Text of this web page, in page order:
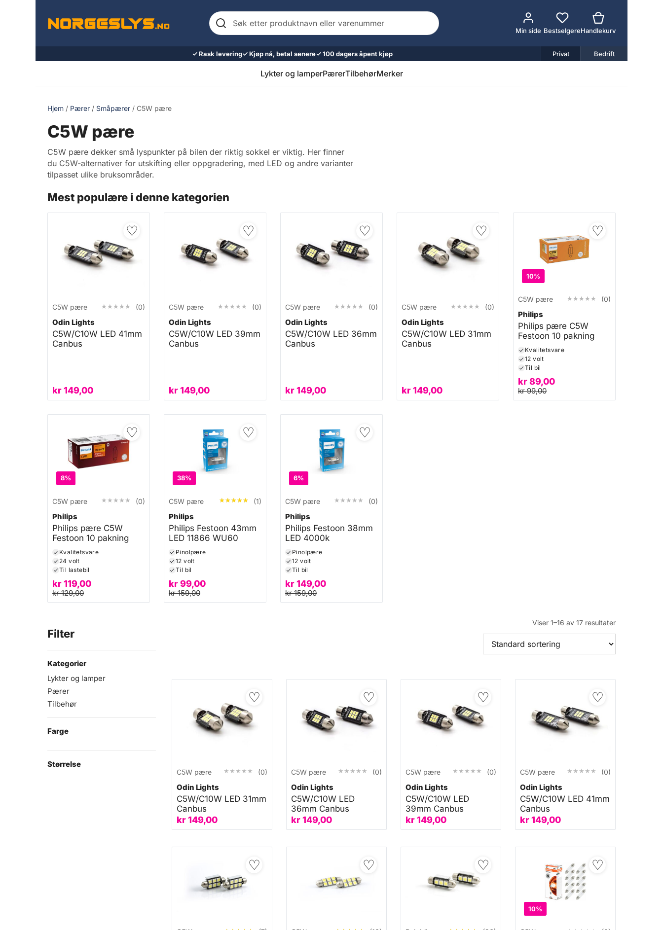
Søk
etter
eller
varenummer
Min side BestselgereHandlekurv
✓ Rask levering✓ Kjøp nå, betal senere✓ 100 dagers åpent kjøp Privat Bedrift
Lykter og lamperPærerTilbehørMerker
Hjem / Pærer / Småpærer / C5W pære
C5W pære
C5W pære dekker små lyspunkter på bilen der riktig sokkel er viktig. Her finner
du C5W-alternativer for utskifting eller oppgradering, med LED og andre varianter
tilpasset ulike bruksområder.
Mest populære i denne kategorien
♡
C5W pære ★★★★★
★★★★★ (0)
Odin Lights
C5W/C10W LED 41mm
Canbus
kr149,00
♡
C5W pære ★★★★★
★★★★★ (0)
Odin Lights
C5W/C10W LED 39mm
Canbus
kr149,00
♡
C5W pære ★★★★★
★★★★★ (0)
Odin Lights
C5W/C10W LED 36mm
Canbus
kr149,00
♡
C5W pære ★★★★★
★★★★★ (0)
Odin Lights
C5W/C10W LED 31mm
Canbus
kr149,00
♡
10%
C5W pære ★★★★★
★★★★★ (0)
Philips
Philips pære C5W
Festoon 10 pakning
Kvalitetsvare
12 volt
Til bil
kr89,00
kr99,00
♡
8%
C5W pære ★★★★★
★★★★★ (0)
Philips
Philips pære C5W
Festoon 10 pakning
Kvalitetsvare
24 volt
Til lastebil
kr119,00
kr129,00
♡
38%
C5W pære ★★★★★
★★★★★ (1)
Philips
Philips Festoon 43mm
LED 11866 WU60
Pinolpære
12 volt
Til bil
kr99,00
kr159,00
♡
6%
C5W pære ★★★★★
★★★★★ (0)
Philips
Philips Festoon 38mm
LED 4000k
Pinolpære
12 volt
Til bil
kr149,00
kr159,00
Filter
Kategorier
Lykter og lamper
Pærer
Tilbehør
Farge
Størrelse
Viser 1–16 av 17 resultater
♡
C5W pære ★★★★★
★★★★★ (0)
Odin Lights
C5W/C10W LED 31mm
Canbus
kr149,00
♡
C5W pære ★★★★★
★★★★★ (0)
Odin Lights
C5W/C10W LED
36mm Canbus
kr149,00
♡
C5W pære ★★★★★
★★★★★ (0)
Odin Lights
C5W/C10W LED
39mm Canbus
kr149,00
♡
C5W pære ★★★★★
★★★★★ (0)
Odin Lights
C5W/C10W LED 41mm
Canbus
kr149,00
♡ ♡ ♡ ♡
10%